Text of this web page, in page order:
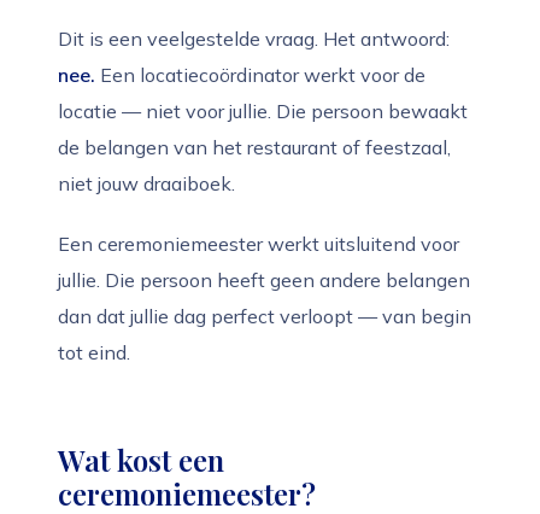
Dit is een veelgestelde vraag. Het antwoord:
nee. Een locatiecoördinator werkt voor de
locatie — niet voor jullie. Die persoon bewaakt
de belangen van het restaurant of feestzaal,
niet jouw draaiboek.
Een ceremoniemeester werkt uitsluitend voor
jullie. Die persoon heeft geen andere belangen
dan dat jullie dag perfect verloopt — van begin
tot eind.
Wat kost een
ceremoniemeester?